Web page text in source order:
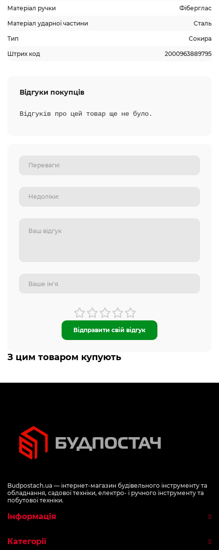
Матеріал ручки Фіберглас
Матеріал ударної частини Сталь
Тип Сокира
Штрих код 2000963889795
Відгуки покупців
Відгуків про цей товар ще не було.
Відправити свій відгук
З цим товаром купують
Budpostach.ua — інтернет-магазин будівельного інструменту та
обладнання, садової техніки, електро- і ручного інструменту та
побутової техніки.
Інформація
Категорії